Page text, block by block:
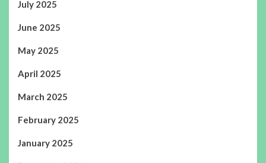
July 2025
June 2025
May 2025
April 2025
March 2025
February 2025
January 2025